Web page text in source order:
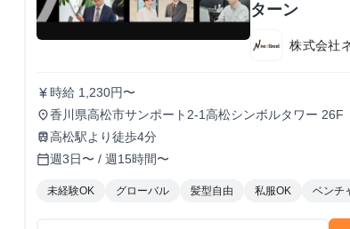
ターン
株式会社
currency_yen時給 1,230円〜
place香川県高松市サンポート2-1高松シンボルタワー 26F
train高松駅より徒歩4分
calendar_today週3日〜 / 週15時間〜
未経験OK グローバル 髪型自由 私服OK ベンチ